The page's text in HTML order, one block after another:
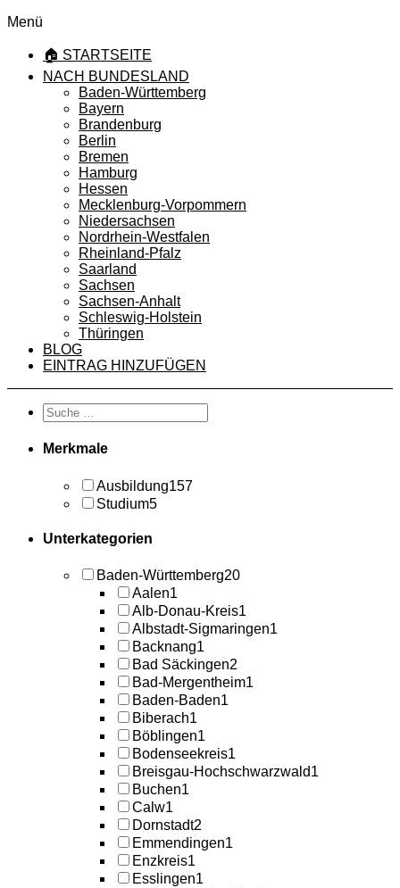
Menü
🏠 STARTSEITE
NACH BUNDESLAND
Baden-Württemberg
Bayern
Brandenburg
Berlin
Bremen
Hamburg
Hessen
Mecklenburg-Vorpommern
Niedersachsen
Nordrhein-Westfalen
Rheinland-Pfalz
Saarland
Sachsen
Sachsen-Anhalt
Schleswig-Holstein
Thüringen
BLOG
EINTRAG HINZUFÜGEN
Merkmale
Ausbildung157
Studium5
Unterkategorien
Baden-Württemberg20
Aalen1
Alb-Donau-Kreis1
Albstadt-Sigmaringen1
Backnang1
Bad Säckingen2
Bad-Mergentheim1
Baden-Baden1
Biberach1
Böblingen1
Bodenseekreis1
Breisgau-Hochschwarzwald1
Buchen1
Calw1
Dornstadt2
Emmendingen1
Enzkreis1
Esslingen1